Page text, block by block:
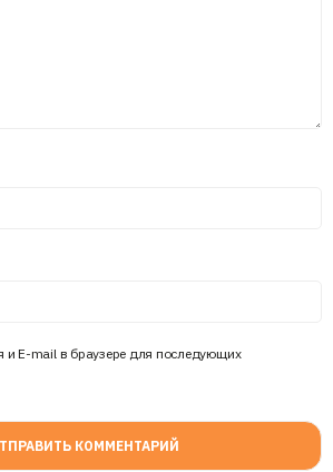
и E-mail в браузере для последующих